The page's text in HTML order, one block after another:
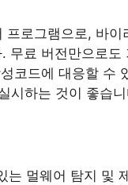
로그램으로, 바이
무료 버전만으로도
코드에 대응할 수
시하는 것이 좋습
멀웨어 탐지 및